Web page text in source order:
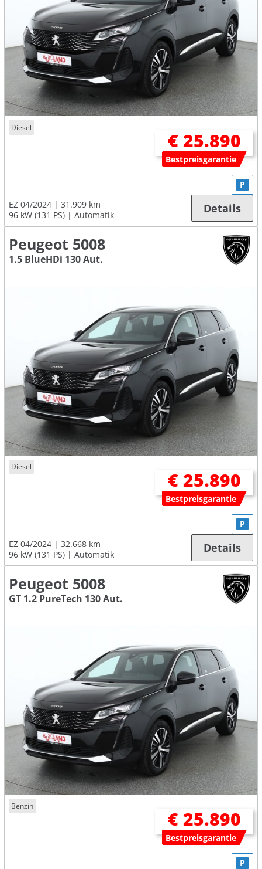
Diesel
€ 25.890
Bestpreisgarantie
EZ 04/2024
31.909 km
96 kW (131 PS)
Automatik
P
Details
Peugeot 5008
1.5 BlueHDi 130 Aut.
Diesel
€ 25.890
Bestpreisgarantie
EZ 04/2024
32.668 km
96 kW (131 PS)
Automatik
P
Details
Peugeot 5008
GT 1.2 PureTech 130 Aut.
Benzin
€ 25.890
Bestpreisgarantie
P